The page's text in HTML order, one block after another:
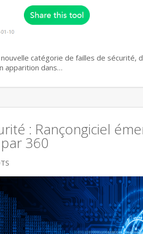
catégorie de failles de sécurité,
apparition dans…
: Rançongiciel
360